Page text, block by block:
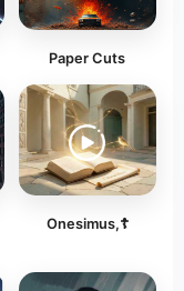
Paper Cuts
Onesimus,☦️